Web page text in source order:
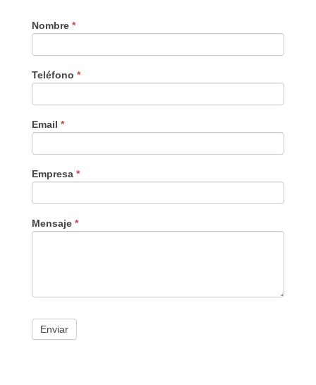
Nombre *
Teléfono *
Email *
Empresa *
Mensaje *
Enviar